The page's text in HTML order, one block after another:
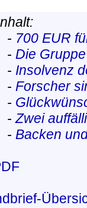
- 700 EUR
- Die
- Insolvenz
- Forscher
-
-Zwei
- Backen